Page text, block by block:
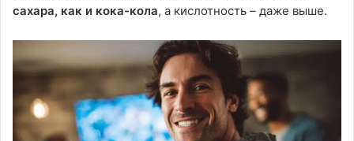
сахара, как и кока-кола, а кислотность – даже выше.